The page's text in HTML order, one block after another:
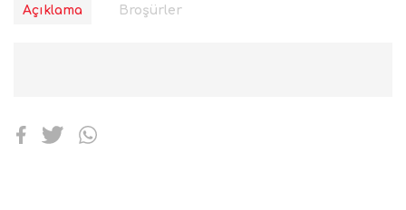
Açıklama Broşürler